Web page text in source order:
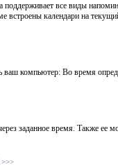
все виды
календари на
компьютер: Во время
заданное время. Также ее
>>>